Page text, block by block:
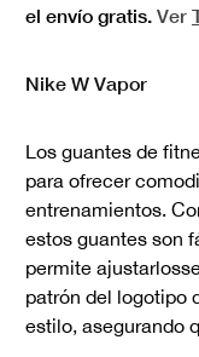
el envío gratis. Ver
Nike W Vapor
Los guantes de
para ofrecer
entrenamientos.
estos guantes son
permite
patrón del logotipo
estilo, asegurando